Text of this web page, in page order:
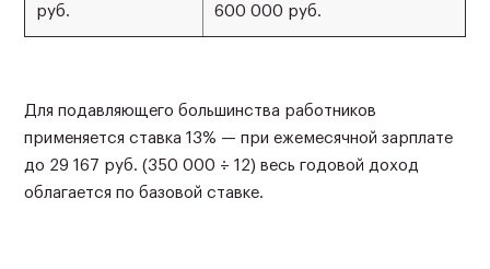
руб.
600 000 руб.
Для подавляющего большинства работников
применяется ставка 13% — при ежемесячной зарплате
до 29 167 руб. (350 000 ÷ 12) весь годовой доход
облагается по базовой ставке.